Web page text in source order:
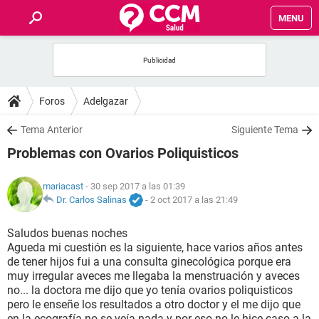
MENU
FOROS
SALUD
NUTRICIÓN
BIENESTAR
SEXUALIDAD
GLOSARIO
Foros Adelgazar
Tema Anterior Siguiente Tema
Problemas con Ovarios Poliquisticos
mariacast - 30 sep 2017 a las 01:39
Dr. Carlos Salinas
- 2 oct 2017 a las 21:49
Saludos buenas noches
Agueda mi cuestión es la siguiente, hace varios años antes
de tener hijos fui a una consulta ginecológica porque era
muy irregular aveces me llegaba la menstruación y aveces
no... la doctora me dijo que yo tenía ovarios poliquisticos
pero le enseñe los resultados a otro doctor y el me dijo que